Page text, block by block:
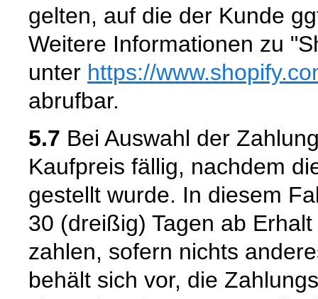
gelten, auf die der Kunde
Weitere Informationen zu
unter https://
abrufbar.
5.7 Bei Auswahl der
Kaufpreis fällig, nachdem
gestellt wurde. In diesem
30 (dreißig) Tagen ab
zahlen, sofern nichts
behält sich vor, die